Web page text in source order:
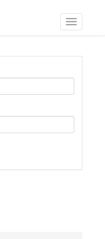
Toggle